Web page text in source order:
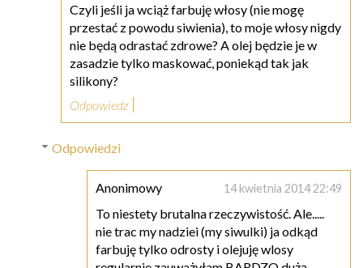
Czyli jeśli ja wciąż farbuję włosy (nie mogę
przestać z powodu siwienia), to moje włosy nigdy
nie będą odrastać zdrowe? A olej będzie je w
zasadzie tylko maskować, poniekąd tak jak
silikony?
Odpowiedz
Odpowiedzi
Anonimowy 14 kwietnia 2014 22:49
To niestety brutalna rzeczywistość. Ale.....
nie trac my nadziei (my siwulki) ja odkąd
farbuję tylko odrosty i olejuję wlosy